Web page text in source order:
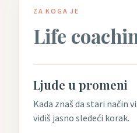
ZA KOGA JE
Life
Ljude u promeni
Kada znaš da stari način
vidiš jasno sledeći korak.